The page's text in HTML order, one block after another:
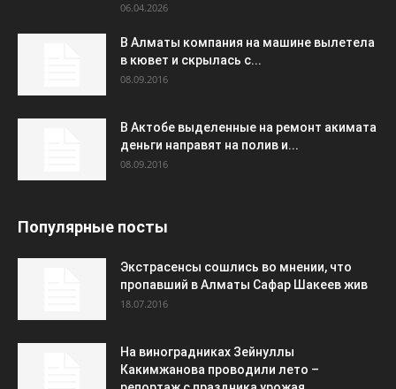
06.04.2026
В Алматы компания на машине вылетела
в кювет и скрылась с...
08.09.2016
В Актобе выделенные на ремонт акимата
деньги направят на полив и...
08.09.2016
Популярные посты
Экстрасенсы сошлись во мнении, что
пропавший в Алматы Сафар Шакеев жив
18.07.2016
На виноградниках Зейнуллы
Какимжанова проводили лето –